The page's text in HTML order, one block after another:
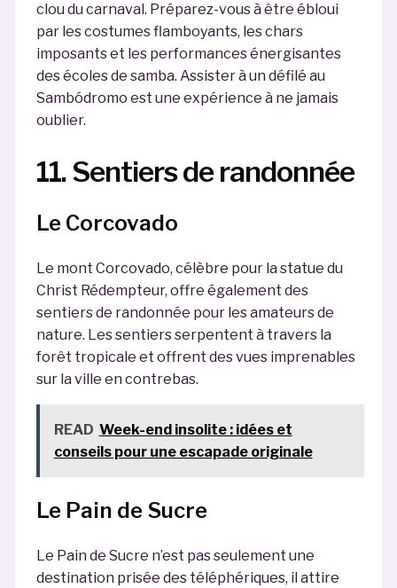
clou du carnaval. Préparez-vous à être ébloui
par les costumes flamboyants, les chars
imposants et les performances énergisantes
des écoles de samba. Assister à un défilé au
Sambódromo est une expérience à ne jamais
oublier.
11. Sentiers de randonnée
Le Corcovado
Le mont Corcovado, célèbre pour la statue du
Christ Rédempteur, offre également des
sentiers de randonnée pour les amateurs de
nature. Les sentiers serpentent à travers la
forêt tropicale et offrent des vues imprenables
sur la ville en contrebas.
READ Week-end insolite : idées et
conseils pour une escapade originale
Le Pain de Sucre
Le Pain de Sucre n’est pas seulement une
destination prisée des téléphériques, il attire